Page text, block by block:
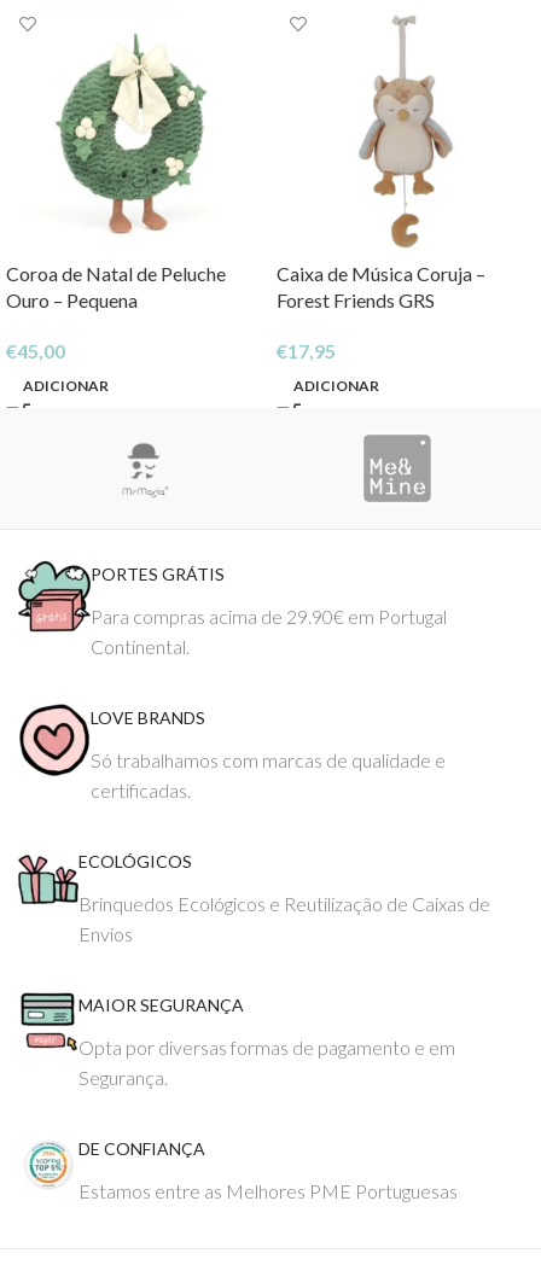
Coroa de Natal de Peluche
Ouro – Pequena
€45,00
ADICIONAR
Caixa de Música Coruja –
Forest Friends GRS
€17,95
ADICIONAR
PORTES GRÁTIS
Para compras acima de 29.90€ em Portugal
Continental.
LOVE BRANDS
Só trabalhamos com marcas de qualidade e
certificadas.
ECOLÓGICOS
Brinquedos Ecológicos e Reutilização de Caixas de
Envios
MAIOR SEGURANÇA
Opta por diversas formas de pagamento e em
Segurança.
DE CONFIANÇA
Estamos entre as Melhores PME Portuguesas